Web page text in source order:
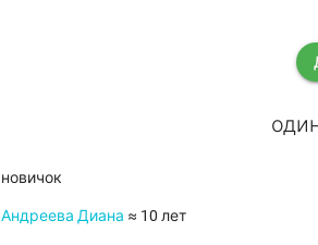
новичок
Андреева Диана ≈ 10 лет